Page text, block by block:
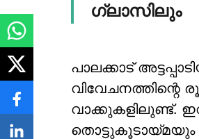
ഗ്ലാസിലും
പാലക്കാട്
വാക്കുകളിലുണ്ട്.
തൊട്ടുകൂടായ്മയും